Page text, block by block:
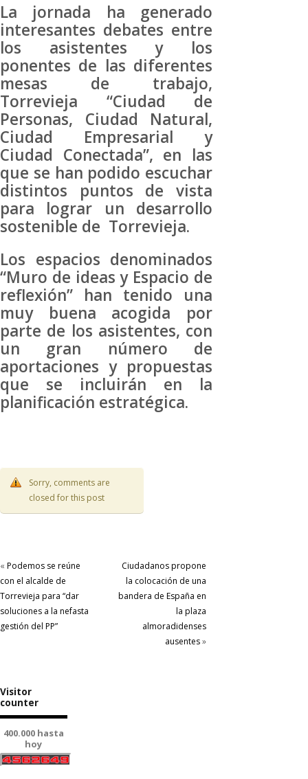
La jornada ha generado
interesantes debates entre
los asistentes y los
ponentes de las diferentes
mesas de trabajo,
Torrevieja “Ciudad de
Personas, Ciudad Natural,
Ciudad Empresarial y
Ciudad Conectada”, en las
que se han podido escuchar
distintos puntos de vista
para lograr un desarrollo
sostenible de Torrevieja.
Los espacios denominados
“Muro de ideas y Espacio de
reflexión” han tenido una
muy buena acogida por
parte de los asistentes, con
un gran número de
aportaciones y propuestas
que se incluirán en la
planificación estratégica.
Sorry, comments are
closed for this post
« Podemos se reúne
con el alcalde de
Torrevieja para “dar
soluciones a la nefasta
gestión del PP”
Ciudadanos propone
la colocación de una
bandera de España en
la plaza
almoradidenses
ausentes»
Visitor
counter
400.000 hasta
hoy